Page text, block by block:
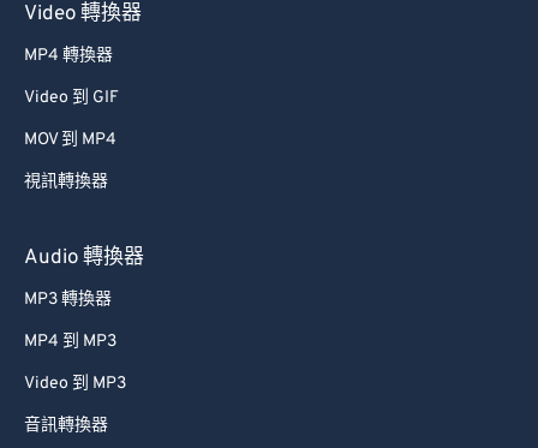
Video 轉換器
MP4 轉換器
Video 到 GIF
MOV 到 MP4
視訊轉換器
Audio 轉換器
MP3 轉換器
MP4 到 MP3
Video 到 MP3
音訊轉換器